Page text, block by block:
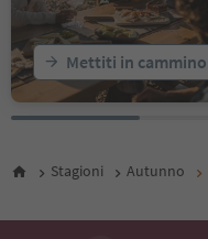
Mettiti in cammino
Stagioni Autunno